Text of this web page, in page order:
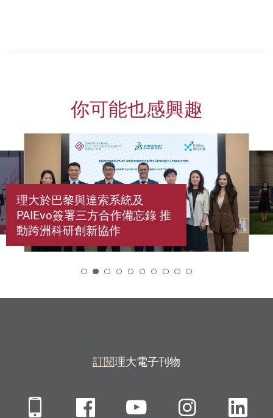
你可能也感興趣
理大於巴黎與達索系統及
PAIEvo簽署三方合作備忘錄 推
動跨洲科研創新協作
訂閱理大電子刊物
Mobile FacebookYouTube